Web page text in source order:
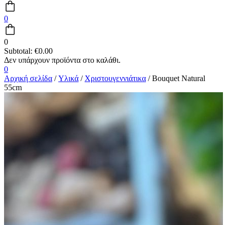
0
0
Subtotal: €0.00
0
Αρχική σελίδα /Υλικά / Χριστουγεννιάτικα / Bouquet Natural
55cm